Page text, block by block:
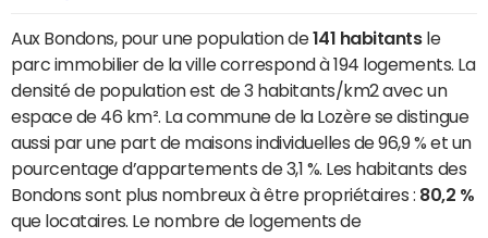
Aux Bondons, pour une population de141 habitantsle
parc immobilier de la ville correspond à 194 logements. La
densité de population est de 3 habitants/km2 avec un
espace de 46 km². La commune de la Lozère se distingue
aussi par une part de maisons individuelles de 96,9 % et un
pourcentage d’appartements de 3,1 %. Les habitants des
Bondons sont plus nombreux à être propriétaires : 80,2 %
que locataires. Le nombre de logements de